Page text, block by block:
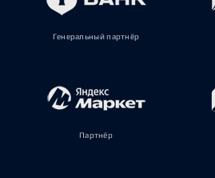
Генеральный партнёр
Партнёр